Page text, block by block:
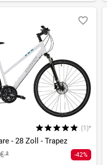
(1)*
- 28 Zoll - Trapez
² -42%